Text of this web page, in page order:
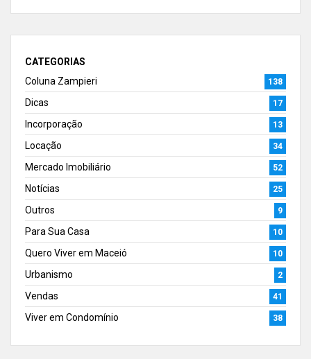
CATEGORIAS
Coluna Zampieri
138
Dicas 17
Incorporação 13
Locação 34
Mercado Imobiliário 52
Notícias 25
Outros 9
Para Sua Casa 10
Quero Viver em Maceió 10
Urbanismo 2
Vendas 41
Viver em Condomínio 38